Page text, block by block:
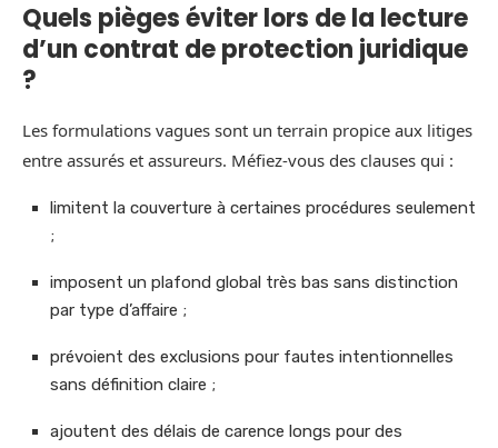
Quels pièges éviter lors de la lecture
d’un contrat de protection juridique
?
Les formulations vagues sont un terrain propice aux litiges
entre assurés et assureurs. Méfiez-vous des clauses qui :
limitent la couverture à certaines procédures seulement
;
imposent un plafond global très bas sans distinction
par type d’affaire ;
prévoient des exclusions pour fautes intentionnelles
sans définition claire ;
ajoutent des délais de carence longs pour des